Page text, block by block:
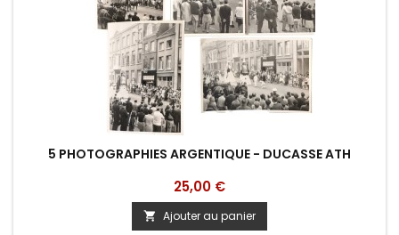
5 PHOTOGRAPHIES ARGENTIQUE - DUCASSE ATH
Prix
25,00 €
 Ajouter au panier